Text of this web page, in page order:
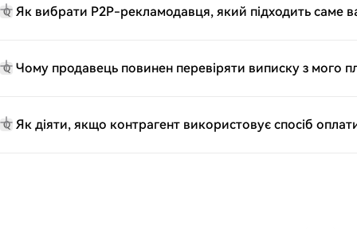
Q Як вибрати P2P-рекламодавця, який підходить саме
Q Чому продавець повинен перевіряти виписку з мого
Q Як діяти, якщо контрагент використовує спосіб